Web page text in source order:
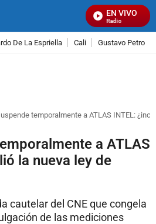
EN VIVO
Señal Visual Radio
De La Espriella Cali Gustavo Petro
temporalmente a ATLAS INTEL:
a ATLAS
la nueva ley de
cautelar del CNE que congela
de las mediciones